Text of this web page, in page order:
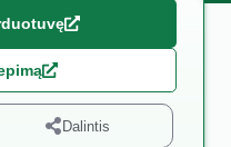
Dalintis